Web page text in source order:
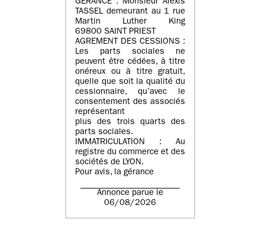
GERANCE : Monsieur Alexis
TASSEL demeurant au 1 rue
Martin Luther King
69800 SAINT PRIEST
AGREMENT DES CESSIONS :
Les parts sociales ne
peuvent être cédées, à titre
onéreux ou à titre gratuit,
quelle que soit la qualité du
cessionnaire, qu’avec le
consentement des associés
représentant
plus des trois quarts des
parts sociales.
IMMATRICULATION : Au
registre du commerce et des
sociétés de LYON.
Pour avis, la gérance
Annonce parue le
06/08/2026